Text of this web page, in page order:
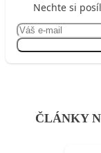
Nechte si
ČLÁNKY